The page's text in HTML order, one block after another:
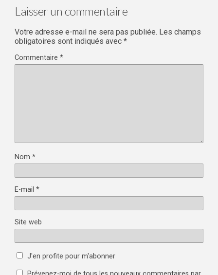
Laisser un commentaire
Votre adresse e-mail ne sera pas publiée. Les champs
obligatoires sont indiqués avec *
Commentaire *
Nom *
E-mail *
Site web
J'en profite pour m'abonner